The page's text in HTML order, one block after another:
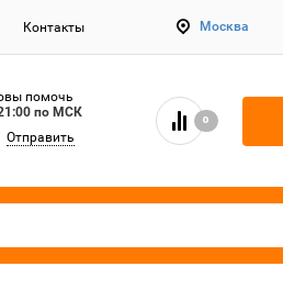
Контакты Москва
помочь
по МСК
Отправить
0